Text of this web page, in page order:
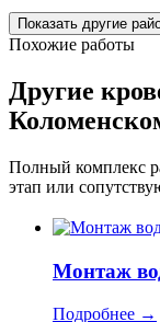
Показать другие
Похожие работы
Другие
Полный комплекс
этап или
Монтаж
Подробнее →